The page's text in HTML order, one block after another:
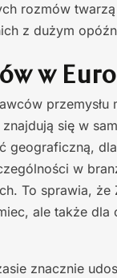
rozmów
z dużym
w
przemysłu
się w
geograficzną,
w
To sprawia, że
ale także dla
znacznie